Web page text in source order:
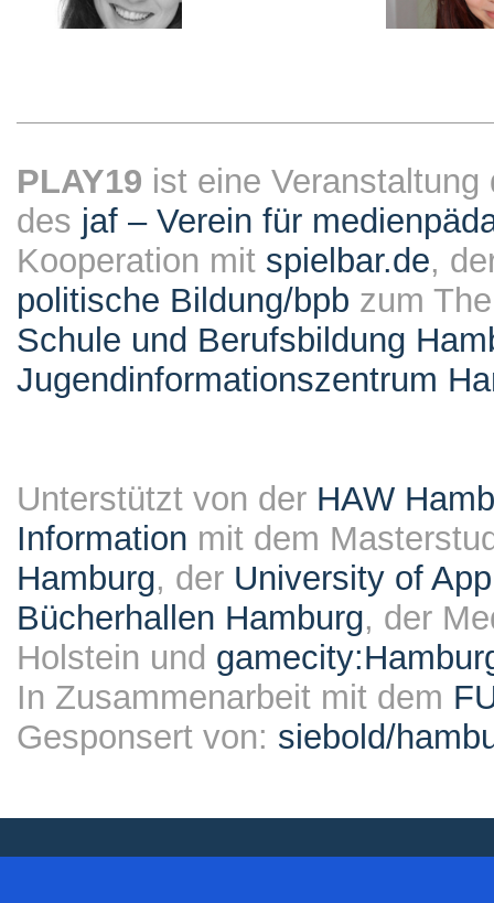
PLAY19 ist eine
des jaf – Verein für
Kooperation mit spielbar.de,
politische Bildung/bpb zum
Schule und Berufsbildung
Jugendinformationszentrum
Unterstützt von der HAW
Information mit dem
Hamburg, der University of
Bücherhallen Hamburg, der
Holstein und
In Zusammenarbeit mit dem
Gesponsert von: siebold/